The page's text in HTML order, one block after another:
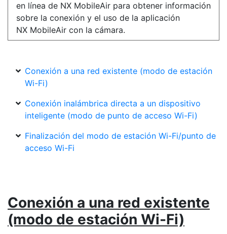
en línea de NX MobileAir para obtener información
sobre la conexión y el uso de la aplicación
NX MobileAir con la cámara.
Conexión a una red existente (modo de estación
Wi-Fi)
Conexión inalámbrica directa a un dispositivo
inteligente (modo de punto de acceso Wi-Fi)
Finalización del modo de estación Wi-Fi/punto de
acceso Wi-Fi
Conexión a una red existente
(modo de estación Wi-Fi)